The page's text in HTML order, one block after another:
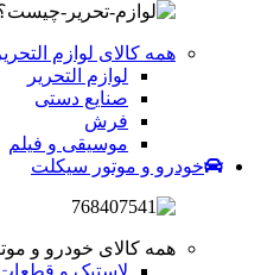
همه کالای لوازم
لوازم التحریر
صنایع دستی
فرش
موسیقی و فیلم
خودرو و موتور سیکلت
همه کالای خودرو و
لاستیک و